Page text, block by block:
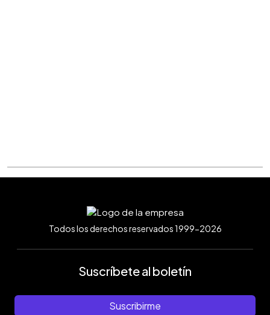
Todos los derechos reservados 1999-2026
Suscríbete al boletín
Suscribirme